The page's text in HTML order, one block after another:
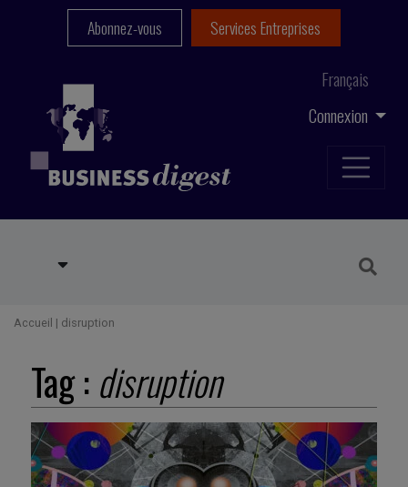
Connexion
Français
Abonnez-vous Services Entreprises
Accueil | disruption
Tag : disruption